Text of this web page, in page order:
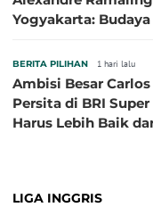
Yogyakarta:
BERITA PILIHAN 1 hari lalu
Ambisi Besar
Persita di BRI
Harus Lebih Baik
LIGA INGGRIS